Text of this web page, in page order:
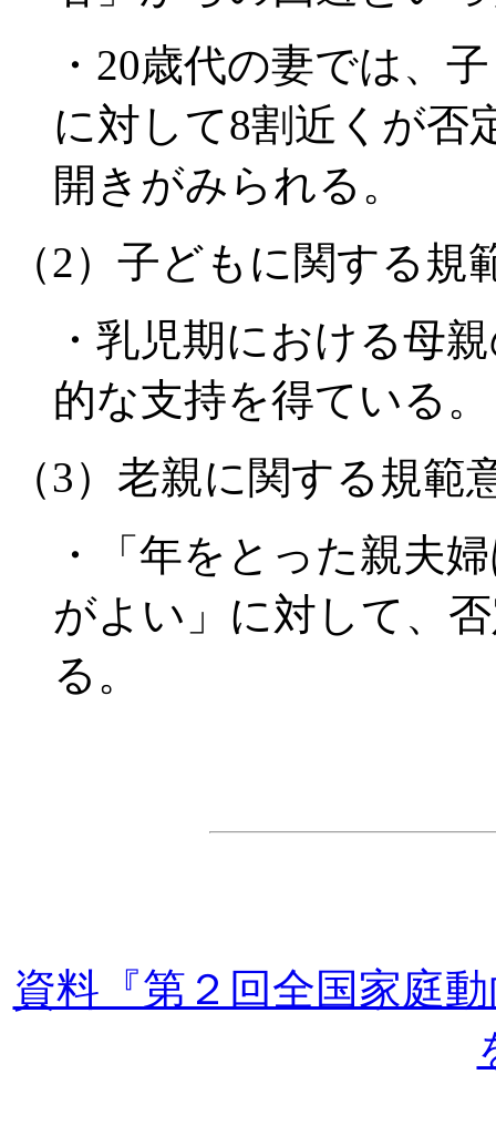
・20歳代の妻では、
に対して8割近くが否
開きがみられる。
（2）子どもに関する規
・乳児期における母
的な支持を得ている。
（3）老親に関する規範
・「年をとった親夫
がよい」に対して、
る。
資料『第２回全国家庭